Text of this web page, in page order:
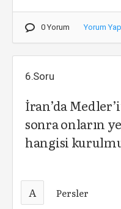
0 Yorum Yorum Yap
6.Soru
İran’da
sonra onların
hangisi
A Persler